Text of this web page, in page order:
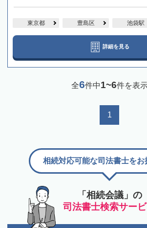
東京都 豊島区 池袋駅
詳細を見る
全6件中1~6件を表
1
「相続会議」の
司法書士検索サー
相続対応可能な司法書士をお